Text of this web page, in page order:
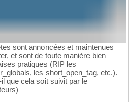
sont annoncées et maintenues
et sont de toute manière bien
pratiques (RIP les
les short_open_tag, etc.).
que cela soit suivit par le